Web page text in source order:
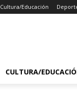
Cultura/Educación
CULTURA/